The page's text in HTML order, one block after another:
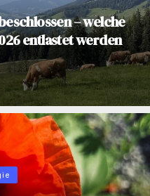
– welche
entlastet werden